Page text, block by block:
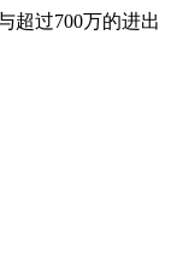
超过700万的进出